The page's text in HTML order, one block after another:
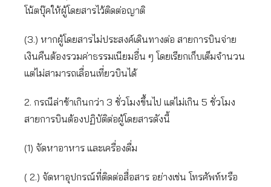
โน้ตบุ๊คให้ผู้โดยสารไว้ติดต่อญาติ
(3.) หากผู้โดยสารไม่ประสงค์เดินทางต่อ สายการบินจ่าย
เงินคืนต้องรวมค่าธรรมเนียมอื่น ๆ โดยเรียกเก็บเต็มจำนวน
แต่ไม่สามารถเลื่อนเที่ยวบินได้
2. กรณีล่าช้าเกินกว่า 3 ชั่วโมงขึ้นไป แต่ไม่เกิน 5 ชั่วโมง
สายการบินต้องปฏิบัติต่อผู้โดยสารดังนี้
(1) จัดหาอาหาร และเครื่องดื่ม
( 2.) จัดหาอุปกรณ์ที่ติดต่อสื่อสาร อย่างเช่น โทรศัพท์หรือ